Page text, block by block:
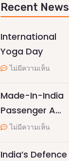
Recent News
International
Yoga Day
ไม่มีความเห็น
Made-In-India
Passenger A…
ไม่มีความเห็น
India’s Defence